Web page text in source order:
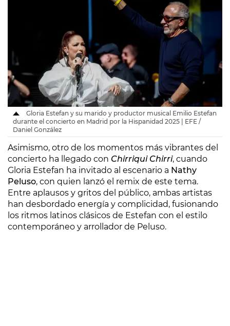
Gloria Estefan y su marido y productor musical Emilio Estefan
durante el concierto en Madrid por la Hispanidad 2025 | EFE /
Daniel González
Asimismo, otro de los momentos más vibrantes del
concierto ha llegado con Chirriqui Chirri, cuando
Gloria Estefan ha invitado al escenario a Nathy
Peluso, con quien lanzó el remix de este tema.
Entre aplausos y gritos del público, ambas artistas
han desbordado energía y complicidad, fusionando
los ritmos latinos clásicos de Estefan con el estilo
contemporáneo y arrollador de Peluso.